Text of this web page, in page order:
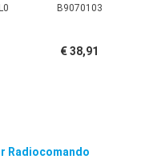
B9070103
€ 38,91
Radiocomando